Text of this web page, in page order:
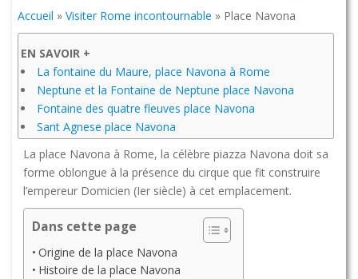
Accueil » Visiter Rome incontournable » Place Navona
EN SAVOIR +
La fontaine du Maure, place Navona à Rome
Neptune et la Fontaine de Neptune place Navona
Fontaine des quatre fleuves place Navona
Sant Agnese place Navona
La place Navona à Rome, la célèbre piazza Navona doit sa
forme oblongue à la présence du cirque que fit construire
l’empereur Domicien (Ier siècle) à cet emplacement.
Dans cette page
Origine de la place Navona
Histoire de la place Navona